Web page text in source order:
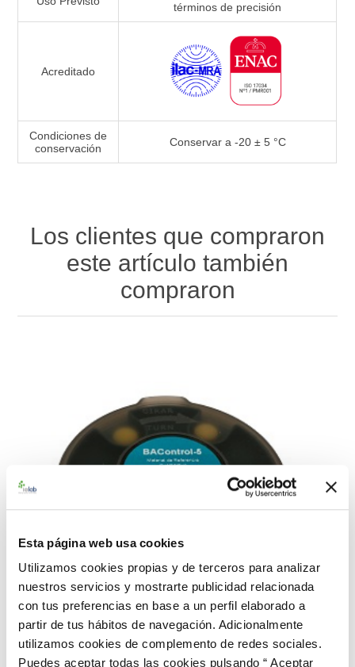
Esta página web usa cookies
Utilizamos cookies propias y de terceros para analizar
nuestros servicios y mostrarte publicidad relacionada
con tus preferencias en base a un perfil elaborado a
partir de tus hábitos de navegación. Adicionalmente
utilizamos cookies de complemento de redes sociales.
Puedes aceptar todas las cookies pulsando “ Aceptar
términos de precisión
Acreditado
Condiciones de
conservación
Conservar a -20 ± 5 °C
Los clientes que compraron
este artículo también
compraron